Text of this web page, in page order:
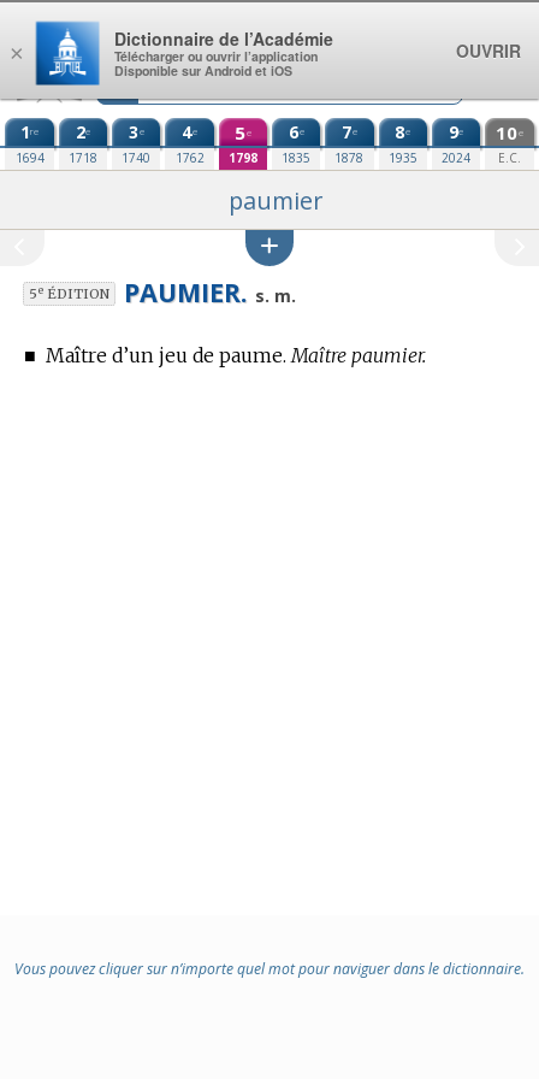
Aller au contenu
1re
1694
2e
1718
3e
1740
4e
1762
5e
1798
6e
1835
7e
1878
8e
1935
9e
2024
10e
E.C.
paumier
5eÉDITION PAUMIER. s. m.
■ Maître d’un jeu de paume. Maître paumier.
Vous pouvez cliquer sur n’importe quel mot pour naviguer dans le dictionnaire.
×
Dictionnaire de l’Académie
Télécharger ou ouvrir l’application
Disponible sur Android et iOS
OUVRIR